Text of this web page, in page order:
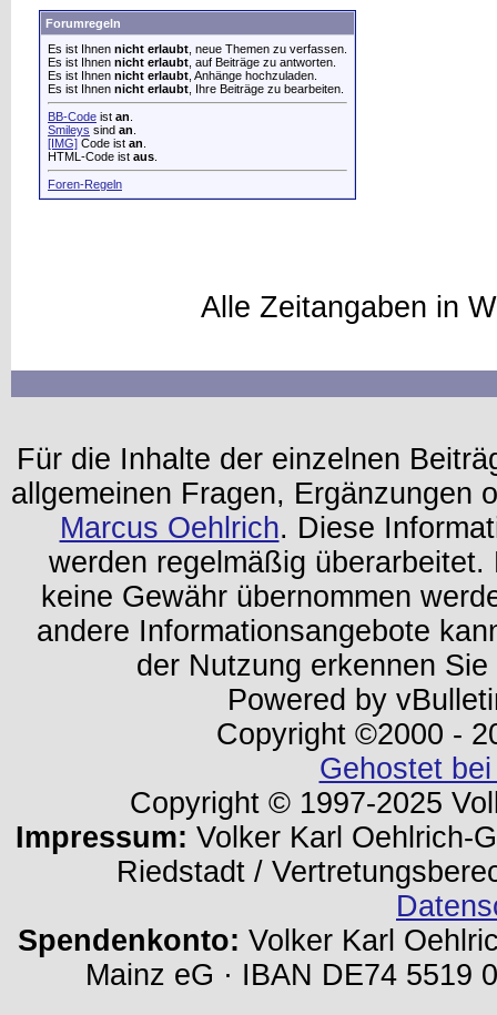
Forumregeln
Es ist Ihnen nicht erlaubt , neue Themen zu verfassen.
Es ist Ihnen nicht erlaubt , auf Beiträge zu antworten.
Es ist Ihnen nicht erlaubt , Anhänge hochzuladen.
Es ist Ihnen nicht erlaubt , Ihre Beiträge zu bearbeiten.
BB-Code ist an
Smileys sind an
[IMG] Code ist an
HTML-Code ist aus
Foren-Regeln
Alle Zeitangaben in
Für die Inhalte der einzelnen
allgemeinen Fragen, Ergänzungen
Marcus Oehlrich. Diese
werden regelmäßig
keine Gewähr übernommen
andere Informationsangebote
der Nutzung erkennen
Powered by
Copyright ©2000 -
Gehostet
Copyright © 1997-2025
Impressum: Volker Karl Oehlrich-
Riedstadt /
Spendenkonto: Volker Karl
Mainz eG · IBAN DE74 5519